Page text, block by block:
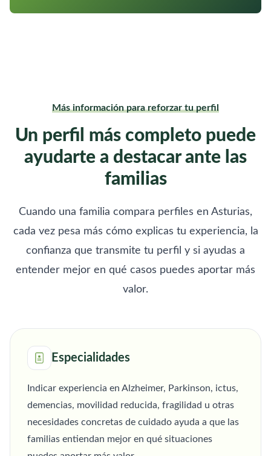
Más información para reforzar tu perfil
Un perfil más completo puede
ayudarte a destacar ante las
familias
Cuando una familia compara perfiles en Asturias,
cada vez pesa más cómo explicas tu experiencia, la
confianza que transmite tu perfil y si ayudas a
entender mejor en qué casos puedes aportar más
valor.
Especialidades
Indicar experiencia en Alzheimer, Parkinson, ictus,
demencias, movilidad reducida, fragilidad u otras
necesidades concretas de cuidado ayuda a que las
familias entiendan mejor en qué situaciones